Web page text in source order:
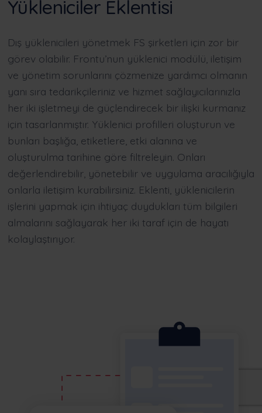
Yükleniciler Eklentisi
Dış yüklenicileri yönetmek FS şirketleri için zor bir
görev olabilir. Frontu’nun yüklenici modülü, iletişim
ve yönetim sorunlarını çözmenize yardımcı olmanın
yanı sıra tedarikçileriniz ve hizmet sağlayıcılarınızla
her iki işletmeyi de güçlendirecek bir ilişki kurmanız
için tasarlanmıştır. Yüklenici profilleri oluşturun ve
bunları başlığa, etiketlere, etki alanına ve
oluşturulma tarihine göre filtreleyin. Onları
değerlendirebilir, yönetebilir ve uygulama aracılığıyla
onlarla iletişim kurabilirsiniz. Eklenti, yüklenicilerin
işlerini yapmak için ihtiyaç duydukları tüm bilgileri
almalarını sağlayarak her iki taraf için de hayatı
kolaylaştırıyor.